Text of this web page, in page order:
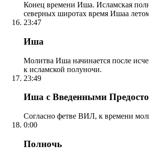
Конец времени Иша. Исламская
северных широтах время Ишаа
23:47
Иша
Молитва Иша начинается после
к исламской полуночи.
23:49
Иша с Введенными
Согласно фетве ВИЛ, к времени
0:00
Полночь